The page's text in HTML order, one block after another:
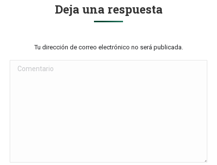
Deja una respuesta
Tu dirección de correo electrónico no será publicada.
Comentario